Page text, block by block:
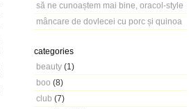
să ne cunoaștem mai bine, oracol-style
mâncare de dovlecei cu porc și quinoa
categories
beauty (1)
boo (8)
club (7)